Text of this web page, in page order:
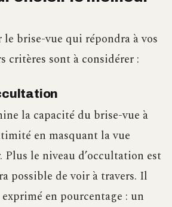
brise-vue qui répondra à vos
critères sont à considérer :
la capacité du brise-vue à
en masquant la vue
Plus le niveau d’occultation est
possible de voir à travers. Il
en pourcentage : un